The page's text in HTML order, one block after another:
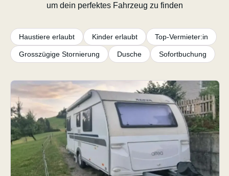
um dein perfektes Fahrzeug zu finden
Haustiere erlaubt Kinder erlaubt Top-Vermieter:in
Grosszügige Stornierung Dusche Sofortbuchung